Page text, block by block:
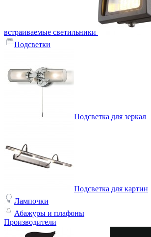
встраиваемые светильники
Подсветки
Подсветка для зеркал
Подсветка для картин
Лампочки
Абажуры и плафоны
Производители